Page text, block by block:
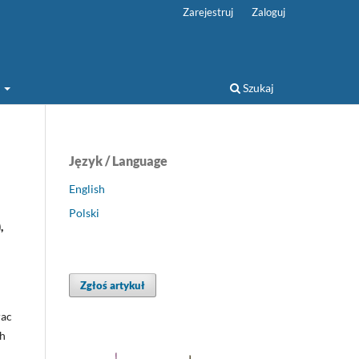
Szukaj
Zarejestruj Zaloguj
Język / Language
English
Polski
Zgłoś artykuł